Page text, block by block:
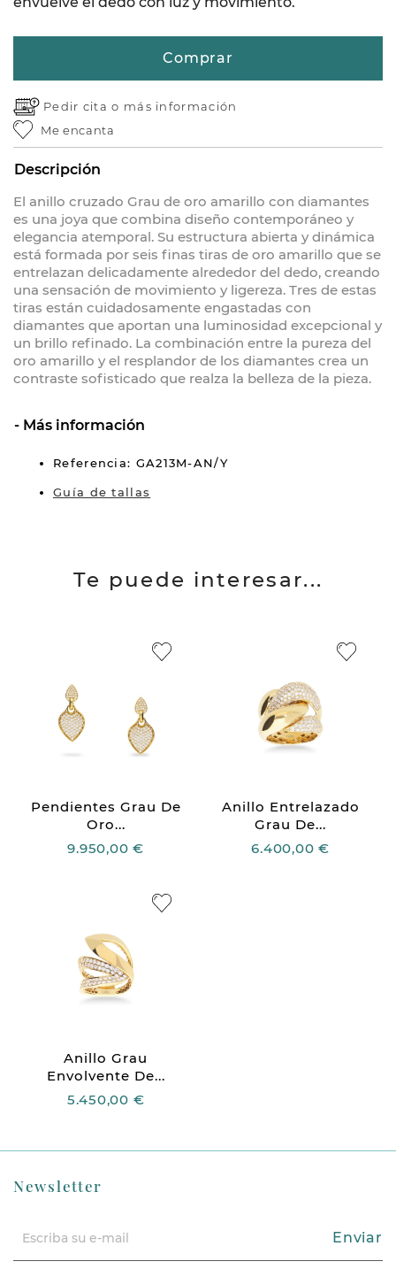
Comprar
Pedir cita o más información
Me encanta
Descripción
El anillo cruzado Grau de oro amarillo con diamantes
es una joya que combina diseño contemporáneo y
elegancia atemporal. Su estructura abierta y dinámica
está formada por seis finas tiras de oro amarillo que se
entrelazan delicadamente alrededor del dedo, creando
una sensación de movimiento y ligereza. Tres de estas
tiras están cuidadosamente engastadas con
diamantes que aportan una luminosidad excepcional y
un brillo refinado. La combinación entre la pureza del
oro amarillo y el resplandor de los diamantes crea un
contraste sofisticado que realza la belleza de la pieza.
Más información
Referencia: GA213M-AN/Y
Guía de tallas
Te puede interesar...
Pendientes Grau De
Oro...
9.950,00 €
Anillo Entrelazado
Grau De...
6.400,00 €
Anillo Grau
Envolvente De...
5.450,00 €
Newsletter
Enviar